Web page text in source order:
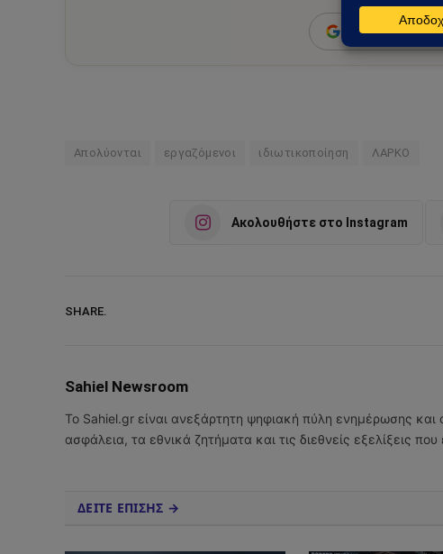
Add as a
Απολύονται εργαζόμενοι ιδιωτικοποίηση ΛΑΡΚΟ
Ακολουθήστε στο Instagram
SHARE.
Sahiel Newsroom
Το Sahiel.gr είναι ανεξάρτητη ψηφιακή πύλη ενημέρωσης
ασφάλεια, τα εθνικά ζητήματα και τις διεθνείς εξελίξεις
ΔΕΙΤΕ ΕΠΙΣΗΣ →